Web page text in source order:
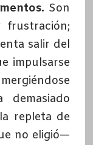
Son
frustración;
salir del
impulsarse
demasiado
repleta de
no eligió—